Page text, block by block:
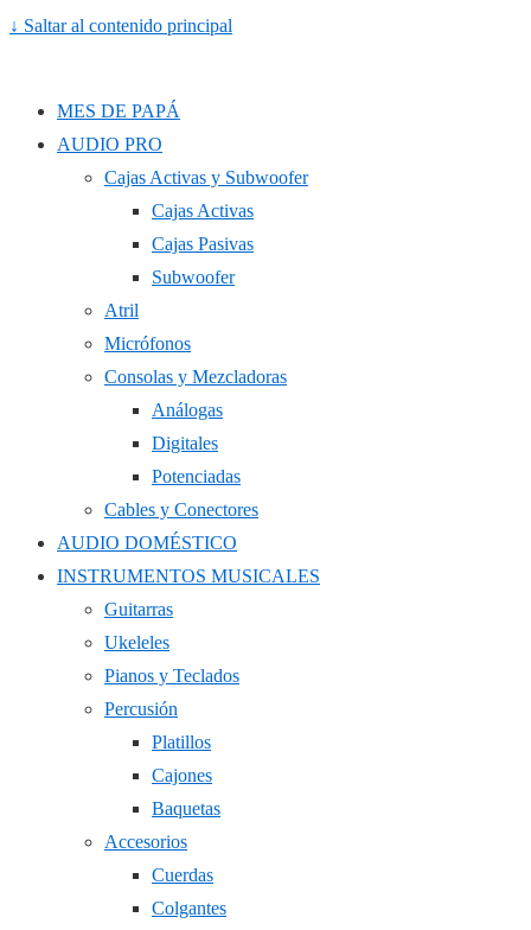
↓ Saltar al contenido principal
MES DE PAPÁ
AUDIO PRO
Cajas Activas y Subwoofer
Cajas Activas
Cajas Pasivas
Subwoofer
Atril
Micrófonos
Consolas y Mezcladoras
Análogas
Digitales
Potenciadas
Cables y Conectores
AUDIO DOMÉSTICO
INSTRUMENTOS MUSICALES
Guitarras
Ukeleles
Pianos y Teclados
Percusión
Platillos
Cajones
Baquetas
Accesorios
Cuerdas
Colgantes